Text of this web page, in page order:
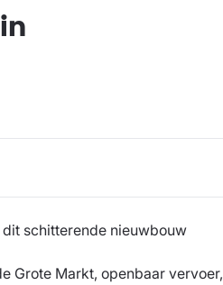
schitterende nieuwbouw
Grote Markt, openbaar vervoer,